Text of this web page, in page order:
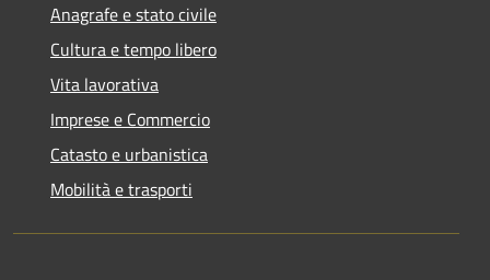
Anagrafe e stato civile
Cultura e tempo libero
Vita lavorativa
Imprese e Commercio
Catasto e urbanistica
Mobilità e trasporti